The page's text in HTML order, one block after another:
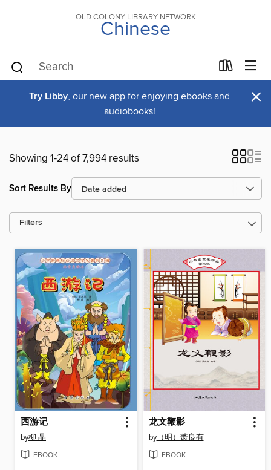
OLD COLONY LIBRARY NETWORK
Chinese
Try Libby, our new app for enjoying ebooks and
audiobooks!
×
Showing 1-24 of 7,994 results
Sort Results By
Filters
西游记
by柳 晶
EBOOK
龙文鞭影
by（明）萧良有
EBOOK